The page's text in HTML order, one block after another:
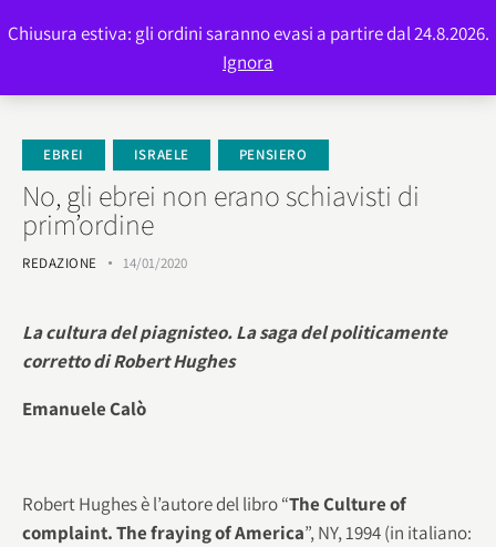
EBREI ISRAELE PENSIERO
No, gli ebrei non erano schiavisti di
prim’ordine
REDAZIONE 14/01/2020
La cultura del piagnisteo. La saga del politicamente
corretto di Robert Hughes
Emanuele Calò
Robert Hughes è l’autore del libro “The Culture of
complaint. The fraying of America”, NY, 1994 (in italiano:
Chiusura estiva: gli ordini saranno evasi a partire dal 24.8.2026.
Ignora